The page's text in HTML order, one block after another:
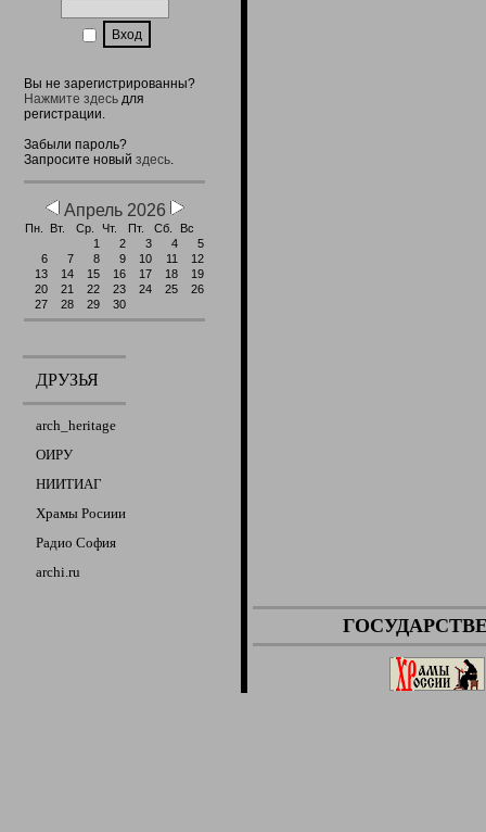
Вы не зарегистрированны?
Нажмите здесь для
регистрации.
Забыли пароль?
Запросите новый здесь.
Апрель 2026
Пн. Вт. Ср. Чт. Пт. Сб.
Вс
1
2 3 4
5
6
7 8 9 10 11
12
13
14 15 16 17 18
19
20
21 22 23 24 25
26
27
28 29 30
ДРУЗЬЯ
arch_heritage
ОИРУ
НИИТИАГ
Храмы Росиии
Радио София
archi.ru